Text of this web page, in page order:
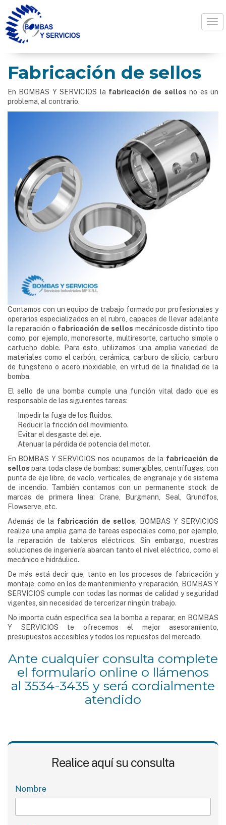
Fabricación de sellos
En BOMBAS Y SERVICIOS la fabricación de sellosno es un
problema, al contrario.
Contamos con un equipo de trabajo formado por profesionales y
operarios especializados en el rubro, capaces de llevar adelante
la reparación o fabricación de sellos mecánicosde distinto tipo
como, por ejemplo, monoresorte, multiresorte, cartucho simple o
cartucho doble. Para esto, utilizamos una amplia variedad de
materiales como el carbón, cerámica, carburo de silicio, carburo
de tungsteno o acero inoxidable, en virtud de la finalidad de la
bomba.
El sello de una bomba cumple una función vital dado que es
responsable de las siguientes tareas:
Impedir la fuga de los fluidos.
Reducir la fricción del movimiento.
Evitar el desgaste del eje.
Atenuar la pérdida de potencia del motor.
En BOMBAS Y SERVICIOS nos ocupamos de la fabricación de
sellos para toda clase de bombas: sumergibles, centrífugas, con
punta de eje libre, de vacío, verticales, de engranaje y de sistema
de incendio. También contamos con un permanente stock de
marcas de primera línea: Crane, Burgmann, Seal, Grundfos,
Flowserve, etc.
Además de la fabricación de sellos , BOMBAS Y SERVICIOS
realiza una amplia gama de tareas especiales como, por ejemplo,
la reparación de tableros eléctricos. Sin embargo, nuestras
soluciones de ingeniería abarcan tanto el nivel eléctrico, como el
mecánico e hidráulico.
De más está decir que, tanto en los procesos de fabricación y
montaje, como en los de mantenimiento y reparación, BOMBAS Y
SERVICIOS cumple con todas las normas de calidad y seguridad
vigentes, sin necesidad de tercerizar ningún trabajo.
No importa cuán específica sea la bomba a reparar, en BOMBAS
Y SERVICIOS te ofrecemos el mejor asesoramiento,
presupuestos accesibles y todos los repuestos del mercado.
Ante cualquier consulta complete
el formulario online o llámenos
al 3534-3435 y será cordialmente
atendido
Realice aquí su consulta
Nombre